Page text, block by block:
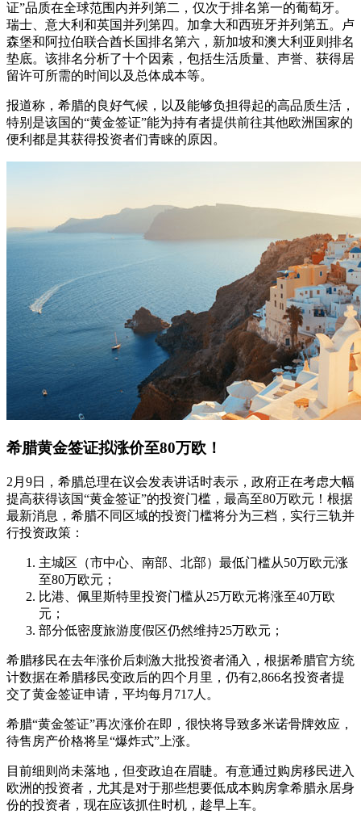
证”品质在全球范围内并列第二，仅次于排名第一的葡萄牙。
瑞士、意大利和英国并列第四。加拿大和西班牙并列第五。卢
森堡和阿拉伯联合酋长国排名第六，新加坡和澳大利亚则排名
垫底。该排名分析了十个因素，包括生活质量、声誉、获得居
留许可所需的时间以及总体成本等。
报道称，希腊的良好气候，以及能够负担得起的高品质生活，
特别是该国的“黄金签证”能为持有者提供前往其他欧洲国家的
便利都是其获得投资者们青睐的原因。
希腊黄金签证拟涨价至80万欧！
2月9日，希腊总理在议会发表讲话时表示，政府正在考虑大幅
提高获得该国“黄金签证”的投资门槛，最高至80万欧元！根据
最新消息，希腊不同区域的投资门槛将分为三档，实行三轨并
行投资政策：
主城区（市中心、南部、北部）最低门槛从50万欧元涨
至80万欧元；
比港、佩里斯特里投资门槛从25万欧元将涨至40万欧
元；
部分低密度旅游度假区仍然维持25万欧元；
希腊移民在去年涨价后刺激大批投资者涌入，根据希腊官方统
计数据在希腊移民变政后的四个月里，仍有2,866名投资者提
交了黄金签证申请，平均每月717人。
希腊“黄金签证”再次涨价在即，很快将导致多米诺骨牌效应，
待售房产价格将呈“爆炸式”上涨。
目前细则尚未落地，但变政迫在眉睫。有意通过购房移民进入
欧洲的投资者，尤其是对于那些想要低成本购房拿希腊永居身
份的投资者，现在应该抓住时机，趁早上车。